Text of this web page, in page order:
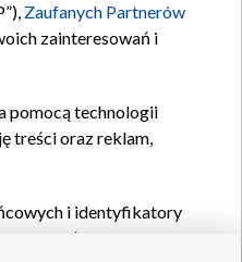
Zaufanych Partnerów
zainteresowań i
pomocą technologii
treści oraz reklam,
i identyfikatory
pozostałych